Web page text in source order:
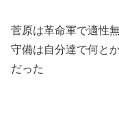
菅原は革命軍で適性
守備は自分達で何と
だった